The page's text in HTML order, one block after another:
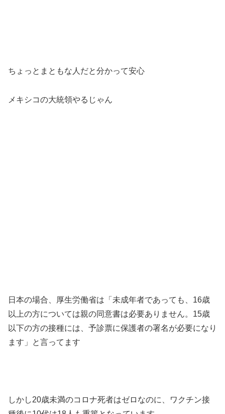
ちょっとまともな人だと分かって安心
メキシコの大統領やるじゃん
日本の場合、厚生労働省は「未成年者であっても、16歳
以上の方については親の同意書は必要ありません。15歳
以下の方の接種には、予診票に保護者の署名が必要になり
ます」と言ってます
しかし20歳未満のコロナ死者はゼロなのに、ワクチン接